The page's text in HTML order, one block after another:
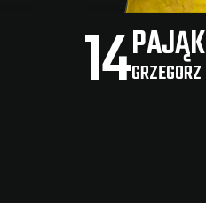
14PAJĄK
GRZEGORZ